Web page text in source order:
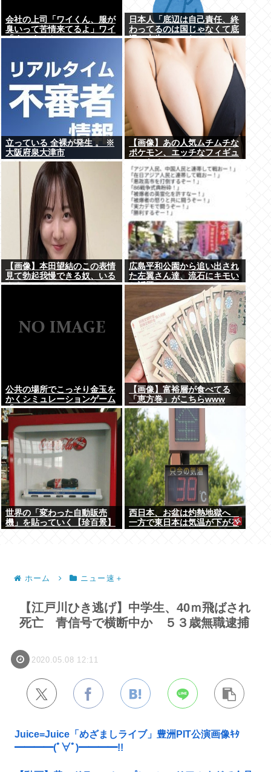
会社の上司「ワイくん、服が
臭いって苦情来てるよ」ワイ
「すいません」
日本人「底辺は自己責任、終
わってるのは国じゃなくて底
辺の人生」←これ
立っている 全裸が発生 。 ※
大阪府泉大津市
【画像】あの人気ムチムチな
ポケモン、エッチなフィギュ
【画像】本田望結のこの表情
見て勃起我慢できる奴、いる
ん？
広島平和公園から追い出され
た左翼さん達、流石にキモい
と話題に
公共の場所でこっそり金玉を
かくシミュレーションゲーム
「Ball Scratch Simulator」
がSteamで発表される
【画像】富裕層が食べてる
「恵方巻」がこちらwww
世界の「変わった自動販売
機」を貼っていく【珍百景】
西日本、お盆は灼熱地獄へ
一方で東日本は気温が下がる
ホーム ニュー速＋
【江戸川ひき逃げ】中学生、40ｍ飛ばされ
死亡 青信号で横断中か ５３歳無職逮捕
2020.05.08 12:11
Juice=Juice「めざましライブ」豊洲PIT公演画像ｷﾀ
━━━━(ﾟ∀ﾟ)━━━━!!